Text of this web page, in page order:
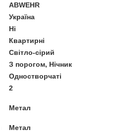
ABWEHR
Україна
Ні
Квартирні
Світло-сірий
З порогом, Нічник
Одностворчаті
2
Метал
Метал